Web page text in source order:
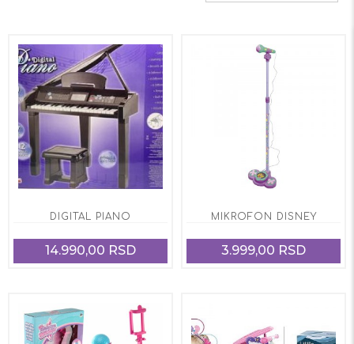
DIGITAL PIANO
14.990,00 RSD
MIKROFON DISNEY
3.999,00 RSD